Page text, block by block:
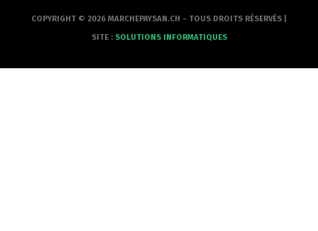
COPYRIGHT © 2026 MARCHEPAYSAN.CH - TOUS DROITS RÉSERVÉS |
SITE : SOLUTIONS INFORMATIQUES